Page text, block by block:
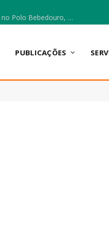
Escola Municipal Vicentina Vieira dos Santos, no Polo Bebedouro, recebeu materiais para a implantação do Cantinho da Leitura e da Sala Multidisciplinar.
PUBLICAÇÕES